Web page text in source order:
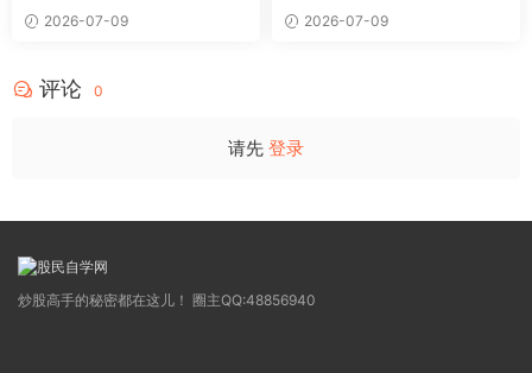
奇系列悟道系列守正系列课程-
卓妍
2026-07-09
价抢筹盘口的量化公式与十几
年的体系干货，全篇2026061
2026-07-09
评论 0
请先 登录
炒股高手的秘密都在这儿！ 圈主QQ:48856940